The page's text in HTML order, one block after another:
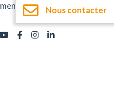
Nous contacter